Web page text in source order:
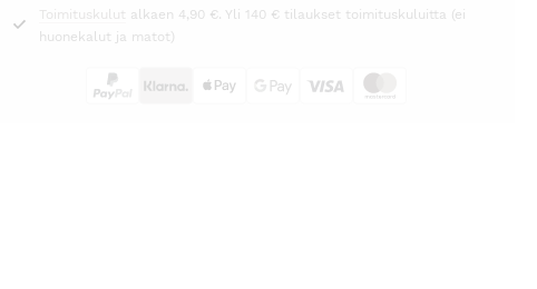
Toimituskulut alkaen 4,90 €. Yli 140 € tilaukset toimituskuluitta (ei
huonekalut ja matot)